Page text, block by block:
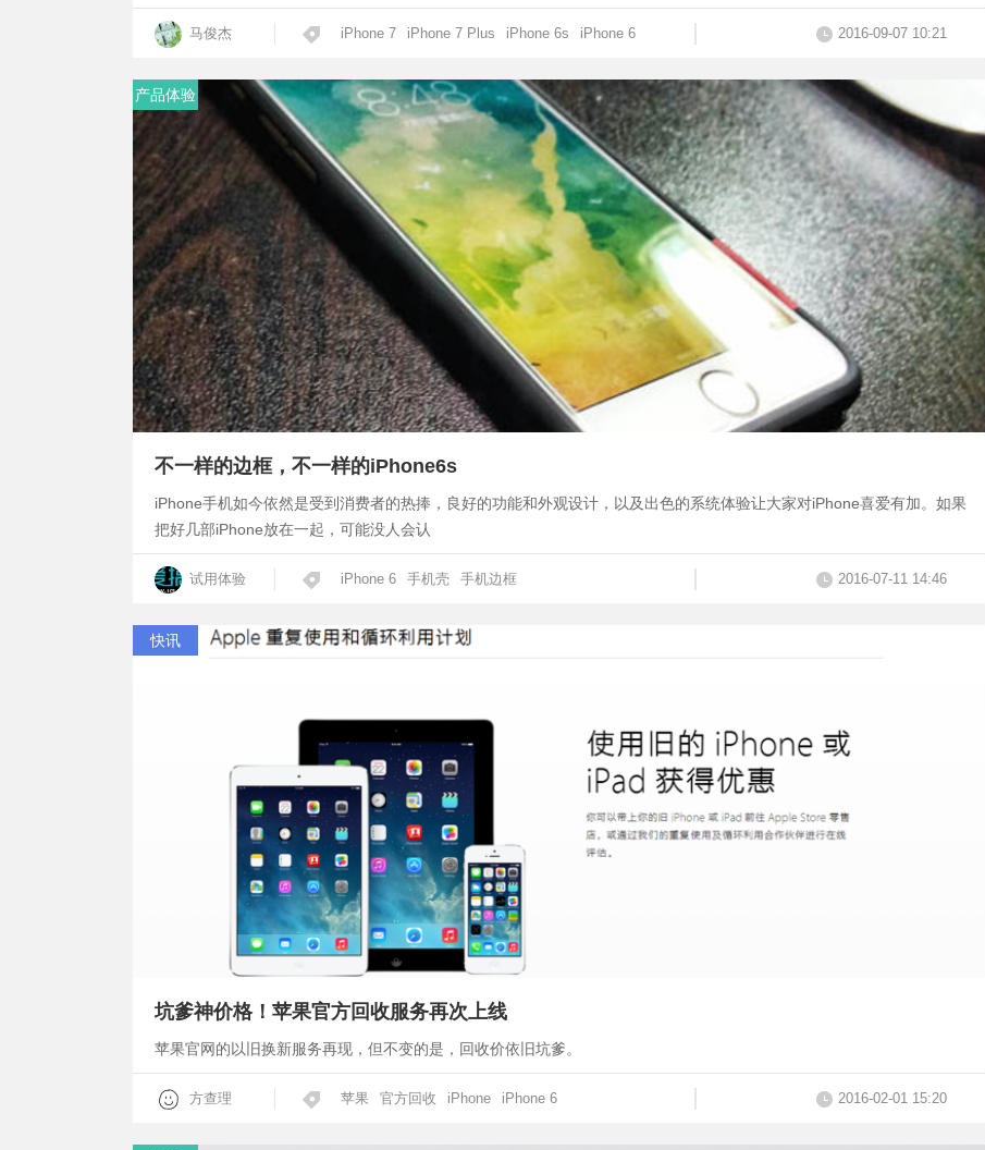
马俊杰 iPhone 7 iPhone 7 Plus iPhone 6s iPhone 6 2016-09-07 10:21
产品体验
不一样的边框，不一样的iPhone6s
iPhone手机如今依然是受到消费者的热捧，良好的功能和外观设计，以及出色的系统体验让大家对iPhone喜爱有加。如果
把好几部iPhone放在一起，可能没人会认
试用体验 iPhone 6 手机壳 手机边框 2016-07-11 14:46
快讯
坑爹神价格！苹果官方回收服务再次上线
苹果官网的以旧换新服务再现，但不变的是，回收价依旧坑爹。
方查理 苹果 官方回收 iPhone iPhone 6 2016-02-01 15:20